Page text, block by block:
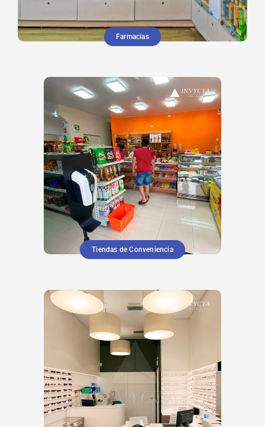
Farmacias
Tiendas de Conveniencia